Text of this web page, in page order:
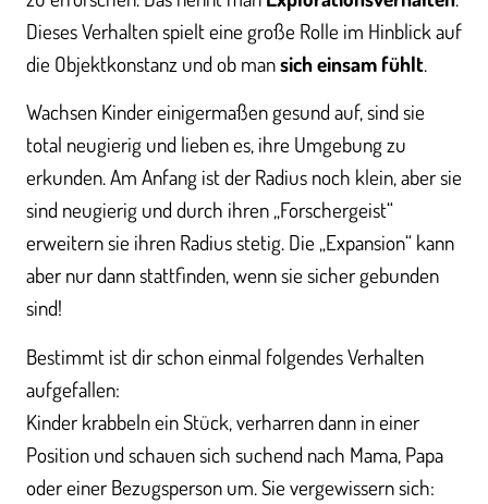
Dieses Verhalten spielt eine große Rolle im Hinblick auf
die Objektkonstanz und ob mansich einsam fühlt.
Wachsen Kinder einigermaßen gesund auf, sind sie
total neugierig und lieben es, ihre Umgebung zu
erkunden. Am Anfang ist der Radius noch klein, aber sie
sind neugierig und durch ihren „Forschergeist“
erweitern sie ihren Radius stetig. Die „Expansion“ kann
aber nur dann stattfinden, wenn sie sicher gebunden
sind!
Bestimmt ist dir schon einmal folgendes Verhalten
aufgefallen:
Kinder krabbeln ein Stück, verharren dann in einer
Position und schauen sich suchend nach Mama, Papa
oder einer Bezugsperson um. Sie vergewissern sich: